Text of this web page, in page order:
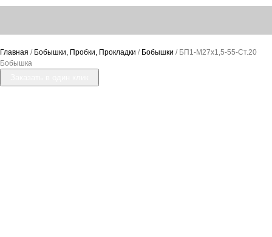
Главная / Бобышки, Пробки, Прокладки / Бобышки / БП1-М27х1,5-55-Ст.20
Бобышка